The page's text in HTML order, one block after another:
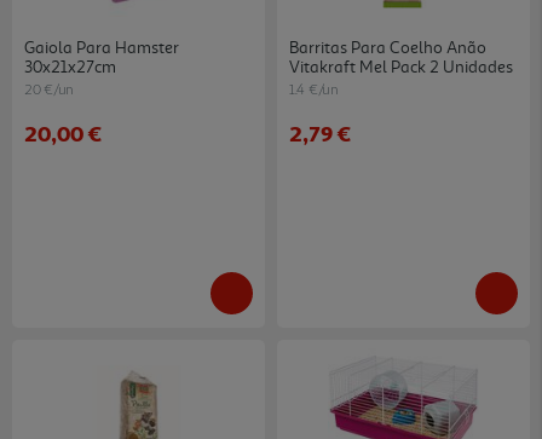
Gaiola Para Hamster
30x21x27cm
20 €/un
20,00 €
Barritas Para Coelho Anão
Vitakraft Mel Pack 2 Unidades
1.4 €/un
2,79 €